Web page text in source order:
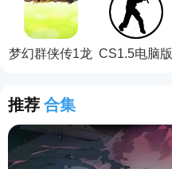
梦幻群侠传1龙 CS1.5电脑版
推荐 合集